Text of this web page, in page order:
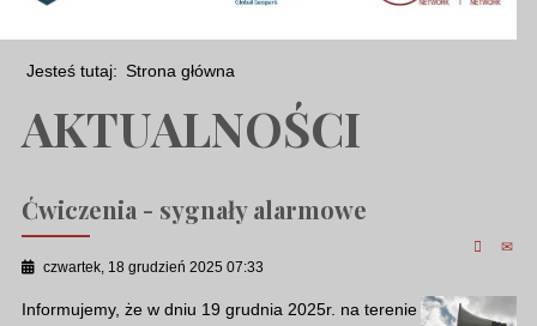
Jesteś tutaj: Strona główna
AKTUALNOŚCI
Ćwiczenia - sygnały alarmowe
czwartek, 18 grudzień 2025 07:33
Informujemy, że w dniu 19 grudnia 2025r. na terenie